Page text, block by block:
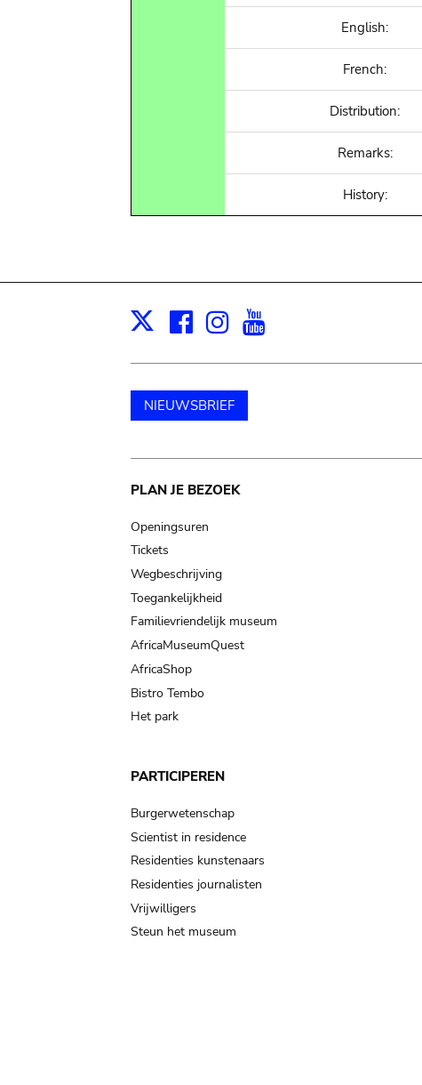
English:
French:
Distribution:
Remarks:
History:
X Facebook
Instagram
NIEUWSBRIEF
Main
navigation
PLAN JE BEZOEK
Openingsuren
Tickets
Wegbeschrijving
Toegankelijkheid
Familievriendelijk museum
AfricaMuseumQuest
AfricaShop
Bistro Tembo
Het park
PARTICIPEREN
Burgerwetenschap
Scientist in residence
Residenties kunstenaars
Residenties journalisten
Vrijwilligers
Steun het museum